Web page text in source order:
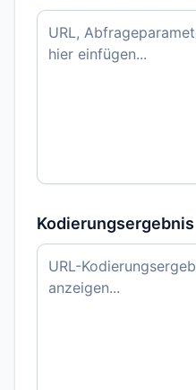
Kodierungsergebnis